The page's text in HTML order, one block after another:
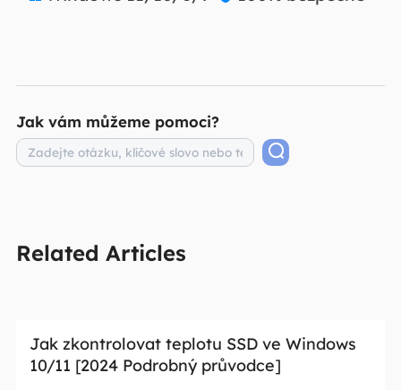
Jak vám můžeme pomoci?
Related Articles
Jak zkontrolovat teplotu SSD ve Windows
10/11 [2024 Podrobný průvodce]